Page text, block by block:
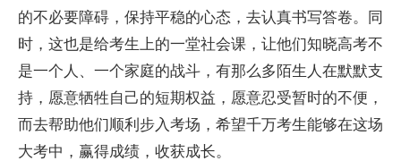
的不必要障碍，保持平稳的心态，去认真书写答卷。同
时，这也是给考生上的一堂社会课，让他们知晓高考不
是一个人、一个家庭的战斗，有那么多陌生人在默默支
持，愿意牺牲自己的短期权益，愿意忍受暂时的不便，
而去帮助他们顺利步入考场，希望千万考生能够在这场
大考中，赢得成绩，收获成长。